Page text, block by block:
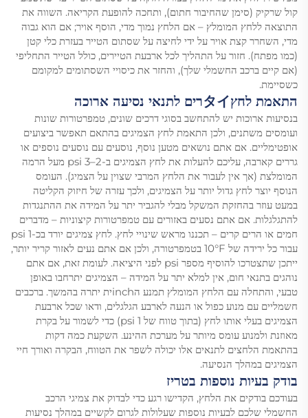
קול שרקיק (סימן שהחיבור חתום), ותחכה להופעת הקריאה. השווה את
התוצאה ללחץ המומלץ – אם הלחץ נמוך מדי, הוסף אויר; אם הוא גבוה
מדי, השחרר קצת אויר על ידי לחיצה על שסתום הטייר בעזרת כלי קטן
(כמו מפתח). חזור על התהליך לכל ארבעת הטיירים, כולל הטייר התחליפי
(אם קיים ברכב החשמלי שלך), והחזר את כיסויי השסתומים למקומם
כשסיימת.
התאמת לחץタイרים לתנאי נסיעה ארוכה
בנסיעות ארוכות יש להתחשב בסוגי דרכים שונים, טמפרטורות שונות
ועומסים משתנים, ולכן התאמת לחץ הצמיגים בהתאם תאפשר ביצועים
אופטימליים. אם אתם נושאים מטען נוסף, נוסעים עם נוסעים נוספים או
גררים קארבה, עליכם להעלות את לחץ הצמיגים ב-2–3 psi מעל הרמה
המומלצת (אך אין לעבור את הלחץ המרבי שצוין על הצמיג). העומס
הנוסף יוצר לחץ גדול יותר על הצמיגים, ולכך עזרה של חיזוק הקליטה
במעט עוזר בהחזקת המשקל מבלי להגביר יתר על המידה את ההתנגדות
להתגלגלות. אם אתם נסעים באזורים עם טמפרטורות קיצוניות – מדברים
חמים או הרים קרים – תכננו מראש שינויי לחץ. לחץ צמיגים יורד בכ-1 psi
עבור כל ירידה של 10°F בטמפרטורה, ולכן אם אתם נעים לאזור קריר יותר,
ייתכן שתצטרכו להוסיף מספר psi לפני היציאה. לעומת זאת, אם אתם
נוהגים בתנאי חום, אין למלא יתר על המידה – הצמיגים יתרחבו באופן
טבעי, והתחלה עם הלחץ המומלץ תמנע הinchית יתרה בהמשך. ברכבים
חשמליים עם מנוע כפול או הנעה לארבע הגלגלים, ודאו שכל ארבעת
הצמיגים בעלי אותו לחץ (בתוך טווח של 1 psi) כדי לשמור על בקרת
מאוזנת ולמנוע עומס מיותר על מערכת ההינע. השקעת כמה דקות
בהתאמת הלחצים לתנאים אלו יכולה לשפר את הטווח, הבקרה ואורך חיי
הצמיגים במהלך הנסיעה.
בודק בעיות נוספות בטריז
בעודכם בודקים את הלחץ, הקדישו רגע כדי לבדוק את צמיגי הרכב
החשמלי שלכם לבעיות נוספות שעלולות לגרום לקשיים במהלך נסיעות